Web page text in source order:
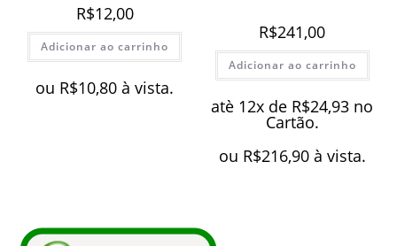
R$12,00
Adicionar ao carrinho
ou R$10,80 à vista.
R$241,00
Adicionar ao carrinho
atè 12x de R$24,93 no
Cartão.
ou R$216,90 à vista.